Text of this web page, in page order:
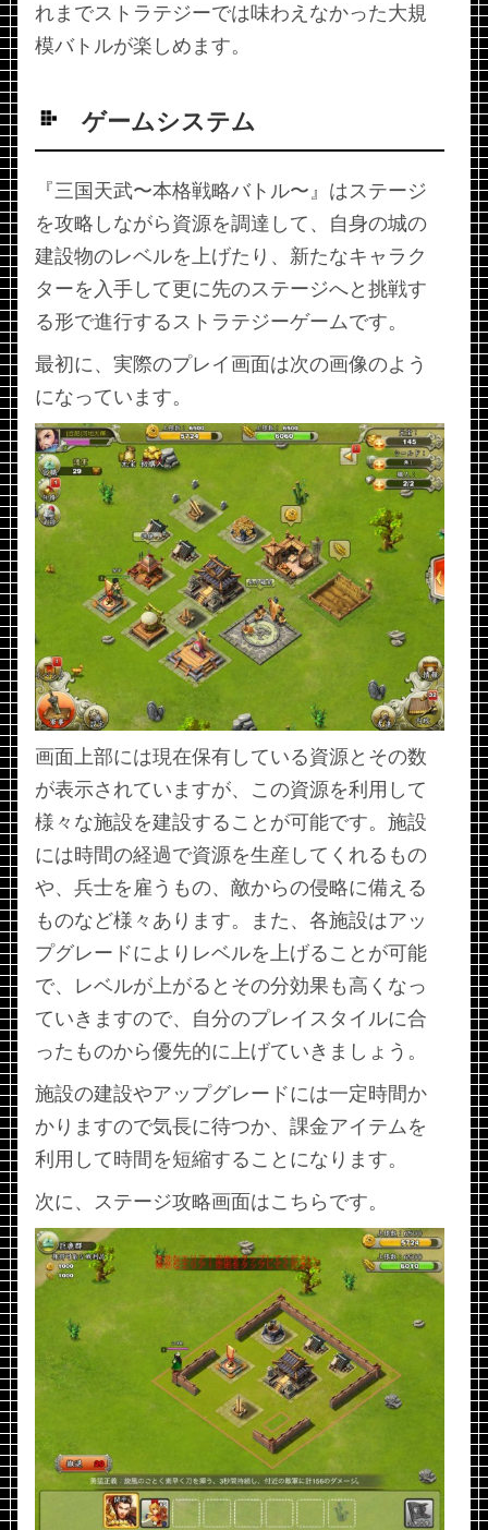
れまでストラテジーでは味わえなかった大規
模バトルが楽しめます。
ゲームシステム
『三国天武〜本格戦略バトル〜』はステージ
を攻略しながら資源を調達して、自身の城の
建設物のレベルを上げたり、新たなキャラク
ターを入手して更に先のステージへと挑戦す
る形で進行するストラテジーゲームです。
最初に、実際のプレイ画面は次の画像のよう
になっています。
画面上部には現在保有している資源とその数
が表示されていますが、この資源を利用して
様々な施設を建設することが可能です。施設
には時間の経過で資源を生産してくれるもの
や、兵士を雇うもの、敵からの侵略に備える
ものなど様々あります。また、各施設はアッ
プグレードによりレベルを上げることが可能
で、レベルが上がるとその分効果も高くなっ
ていきますので、自分のプレイスタイルに合
ったものから優先的に上げていきましょう。
施設の建設やアップグレードには一定時間か
かりますので気長に待つか、課金アイテムを
利用して時間を短縮することになります。
次に、ステージ攻略画面はこちらです。